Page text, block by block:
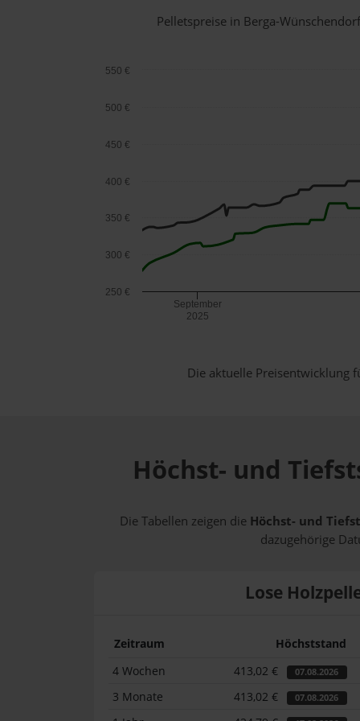
Pelletspreise in Berga-
September
2025
250 €
300 €
350 €
400 €
450 €
500 €
550 €
Die aktuelle Preisentwicklung
Höchst- und
Die Tabellen zeigen die Höchst- und
dazugehörige
Lose
Zeitraum
Höchststand
4 Wochen
413,02 € 07.08.2026
3 Monate 413,02 € 07.08.2026